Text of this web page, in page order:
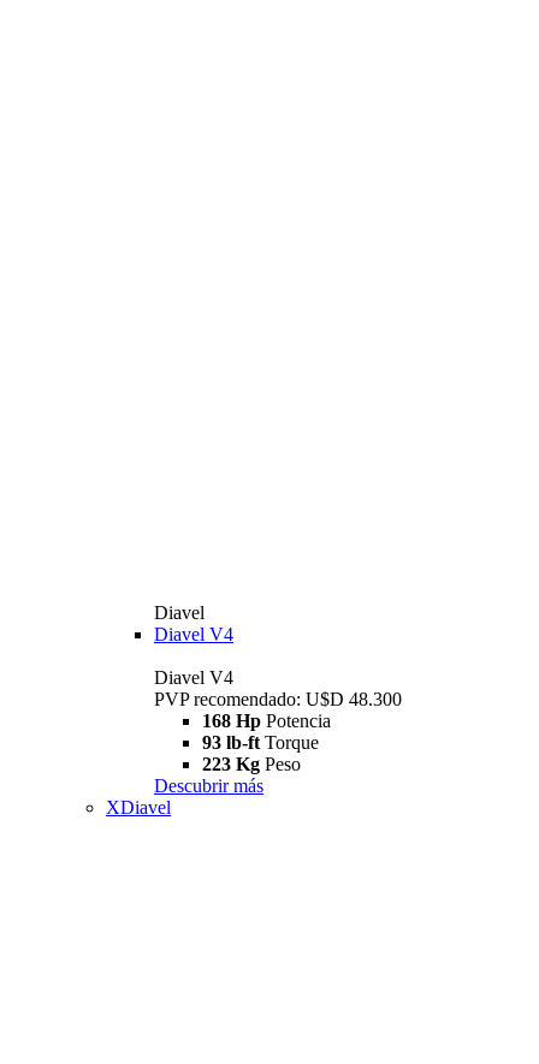
Diavel
Diavel V4
Diavel V4
PVP recomendado: U$D 48.300
168 Hp Potencia
93 lb-ft Torque
223 Kg Peso
Descubrir más
XDiavel